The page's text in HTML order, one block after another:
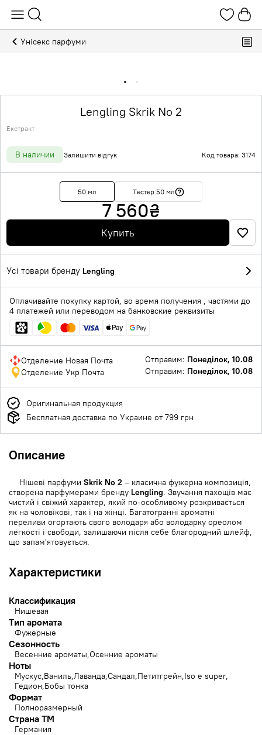
Унісекс парфуми
Lengling Skrik No 2
Екстракт
В наличии Залишити відгук Код товара: 3174
50 мл Тестер 50 мл
7 560₴
Купить
Усі товари бренду Lengling
Оплачивайте покупку картой, во время получения , частями до
4 платежей или переводом на банковские реквизиты
Отделение Новая Почта Отправим: Понеділок, 10.08
Отделение Укр Почта
Отправим: Понеділок, 10.08
Оригинальная продукция
Бесплатная доставка по Украине от 799 грн
Описание
Нішеві парфуми Skrik No 2 – класична фужерна композиція,
створена парфумерами бренду Lengling. Звучання пахощів має
чистий і свіжий характер, який по-особливому розкривається
як на чоловікові, так і на жінці. Багатогранні ароматні
переливи огортають свого володаря або володарку ореолом
легкості і свободи, залишаючи після себе благородний шлейф,
що запам'ятовується.
Характеристики
Классификация
Нишевая
Тип аромата
Фужерные
Сезонность
Весенние ароматы Осенние ароматы
Ноты
Мускус Ваниль Лаванда Сандал Петитгрейн Iso e super
Гедион Бобы тонка
Формат
Полноразмерный
Страна ТМ
Германия